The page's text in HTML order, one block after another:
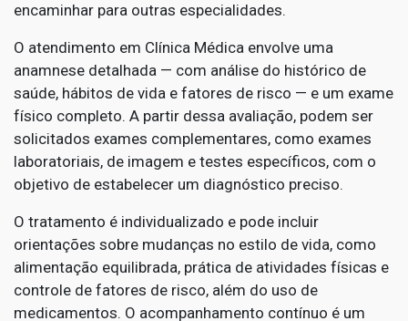
encaminhar para outras especialidades.
O atendimento em Clínica Médica envolve uma
anamnese detalhada — com análise do histórico de
saúde, hábitos de vida e fatores de risco — e um exame
físico completo. A partir dessa avaliação, podem ser
solicitados exames complementares, como exames
laboratoriais, de imagem e testes específicos, com o
objetivo de estabelecer um diagnóstico preciso.
O tratamento é individualizado e pode incluir
orientações sobre mudanças no estilo de vida, como
alimentação equilibrada, prática de atividades físicas e
controle de fatores de risco, além do uso de
medicamentos. O acompanhamento contínuo é um